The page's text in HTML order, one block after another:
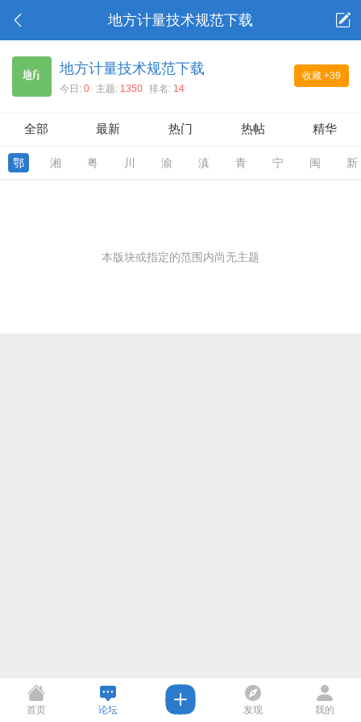
地方计量技术规范下载
收藏 +39
地方计量技术规范下载
今日:0 主题: 1350 排名: 14
全部 最新 热门 热帖 精华
鄂 湘 粤 川 渝 滇 青 宁 闽 新
本版块或指定的范围内尚无主题
首页 论坛 发现 我的